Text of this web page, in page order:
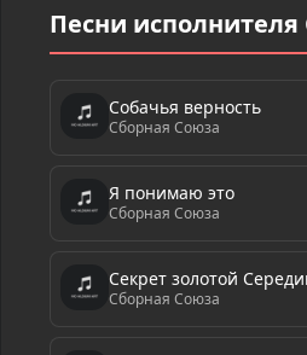
Песни
Собачья верность
Сборная Союза
Я понимаю это
Сборная Союза
Секрет золотой
Сборная Союза